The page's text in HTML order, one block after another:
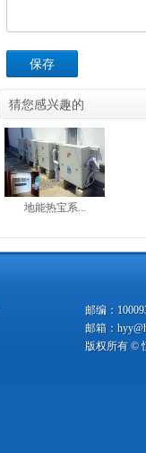
保存
猜您感兴趣的
地能热宝系...
邮编：
邮箱：
版权所有 ©